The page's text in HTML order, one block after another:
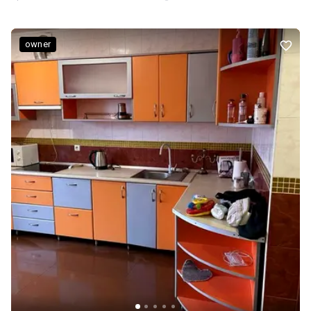
власності – Державний Акт на право власності земельної
ділянки, для здійснення виробничої діяльності 0,4879 Га у
власності – Державний Акт на право власності земельної
ділянки, для здійснення виробничої діяльності 0,2913 Га у
власності – Державний Акт на право власності земельної
ділянки, для здійснення виробничої діяльності
Місцезнаходження Земельні ділянки з об’єктами нерухомості
знаходяться: м. Славута, вул. Острозька, 68, Хмельницька
область. Промисловий майданчик Славутського склозаводу має
дуже зручне місцерозташування на околиці міста Славута за 800
метрів до прямого виїзду на регіональну трасу Р-05, Городище –
Сарни – Рівне. Відстань до залізничної станції – 3,3 км. Крім того
склозавод має власну залізничну колію до станції Славута-1
Конструкції і комунікації Загальна територія об’єкту: огороджена,
має ворота, обладнана пропускним пунктом, оснащена
зовнішнім освітленням Конструкція будівлі: блоки ФБС, збірний
з/б каркас, цегляні стіни, металопластикові та дерев’яні вікна,
перекриття покрівлі з азбоцементного шиферу
Електрозабезпечення: – склозавод має власну
owner